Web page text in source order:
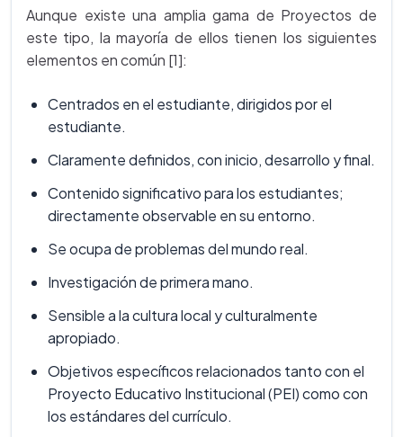
Aunque existe una amplia gama de Proyectos de
este tipo, la mayoría de ellos tienen los siguientes
elementos en común [1]:
Centrados en el estudiante, dirigidos por el
estudiante.
Claramente definidos, con inicio, desarrollo y final.
Contenido significativo para los estudiantes;
directamente observable en su entorno.
Se ocupa de problemas del mundo real.
Investigación de primera mano.
Sensible a la cultura local y culturalmente
apropiado.
Objetivos específicos relacionados tanto con el
Proyecto Educativo Institucional (PEI) como con
los estándares del currículo.